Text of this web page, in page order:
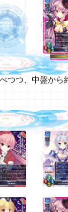
つつ、中盤か